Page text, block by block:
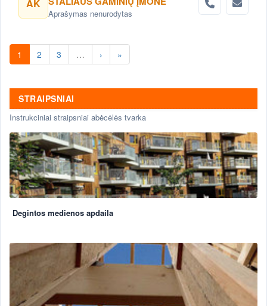
AK
Aprašymas nenurodytas
1 2 3 … › »
STRAIPSNIAI
Instrukciniai straipsniai abėcėlės tvarka
Degintos medienos apdaila